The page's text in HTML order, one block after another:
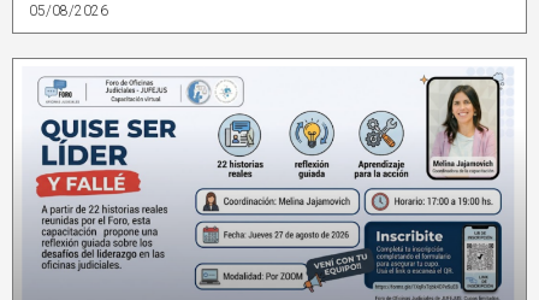
05/08/2026